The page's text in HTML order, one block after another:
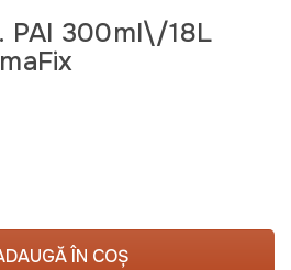
PAI 300ml\/18L
ÎN COȘ